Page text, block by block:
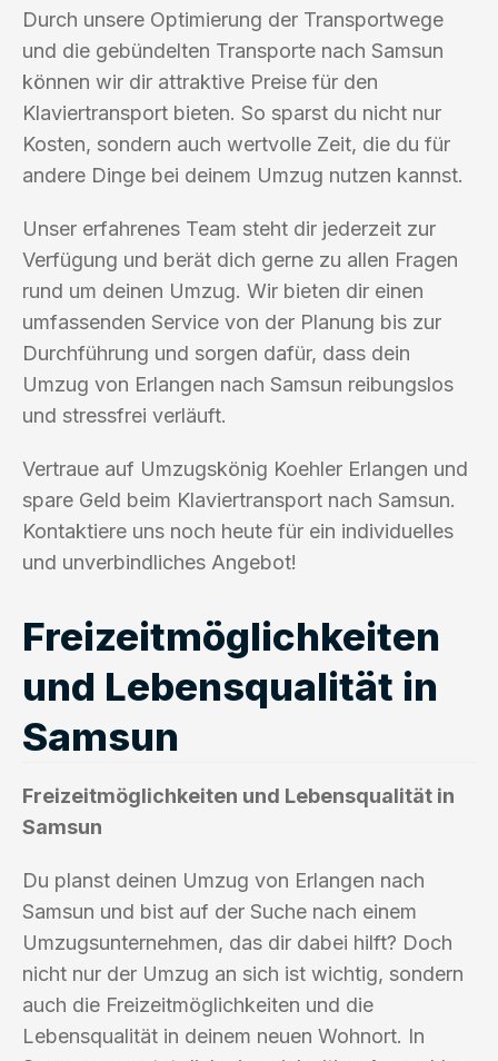
Durch unsere Optimierung der Transportwege
und die gebündelten Transporte nach Samsun
können wir dir attraktive Preise für den
Klaviertransport bieten. So sparst du nicht nur
Kosten, sondern auch wertvolle Zeit, die du für
andere Dinge bei deinem Umzug nutzen kannst.
Unser erfahrenes Team steht dir jederzeit zur
Verfügung und berät dich gerne zu allen Fragen
rund um deinen Umzug. Wir bieten dir einen
umfassenden Service von der Planung bis zur
Durchführung und sorgen dafür, dass dein
Umzug von Erlangen nach Samsun reibungslos
und stressfrei verläuft.
Vertraue auf Umzugskönig Koehler Erlangen und
spare Geld beim Klaviertransport nach Samsun.
Kontaktiere uns noch heute für ein individuelles
und unverbindliches Angebot!
Freizeitmöglichkeiten
und Lebensqualität in
Samsun
Freizeitmöglichkeiten und Lebensqualität in
Samsun
Du planst deinen Umzug von Erlangen nach
Samsun und bist auf der Suche nach einem
Umzugsunternehmen, das dir dabei hilft? Doch
nicht nur der Umzug an sich ist wichtig, sondern
auch die Freizeitmöglichkeiten und die
Lebensqualität in deinem neuen Wohnort. In